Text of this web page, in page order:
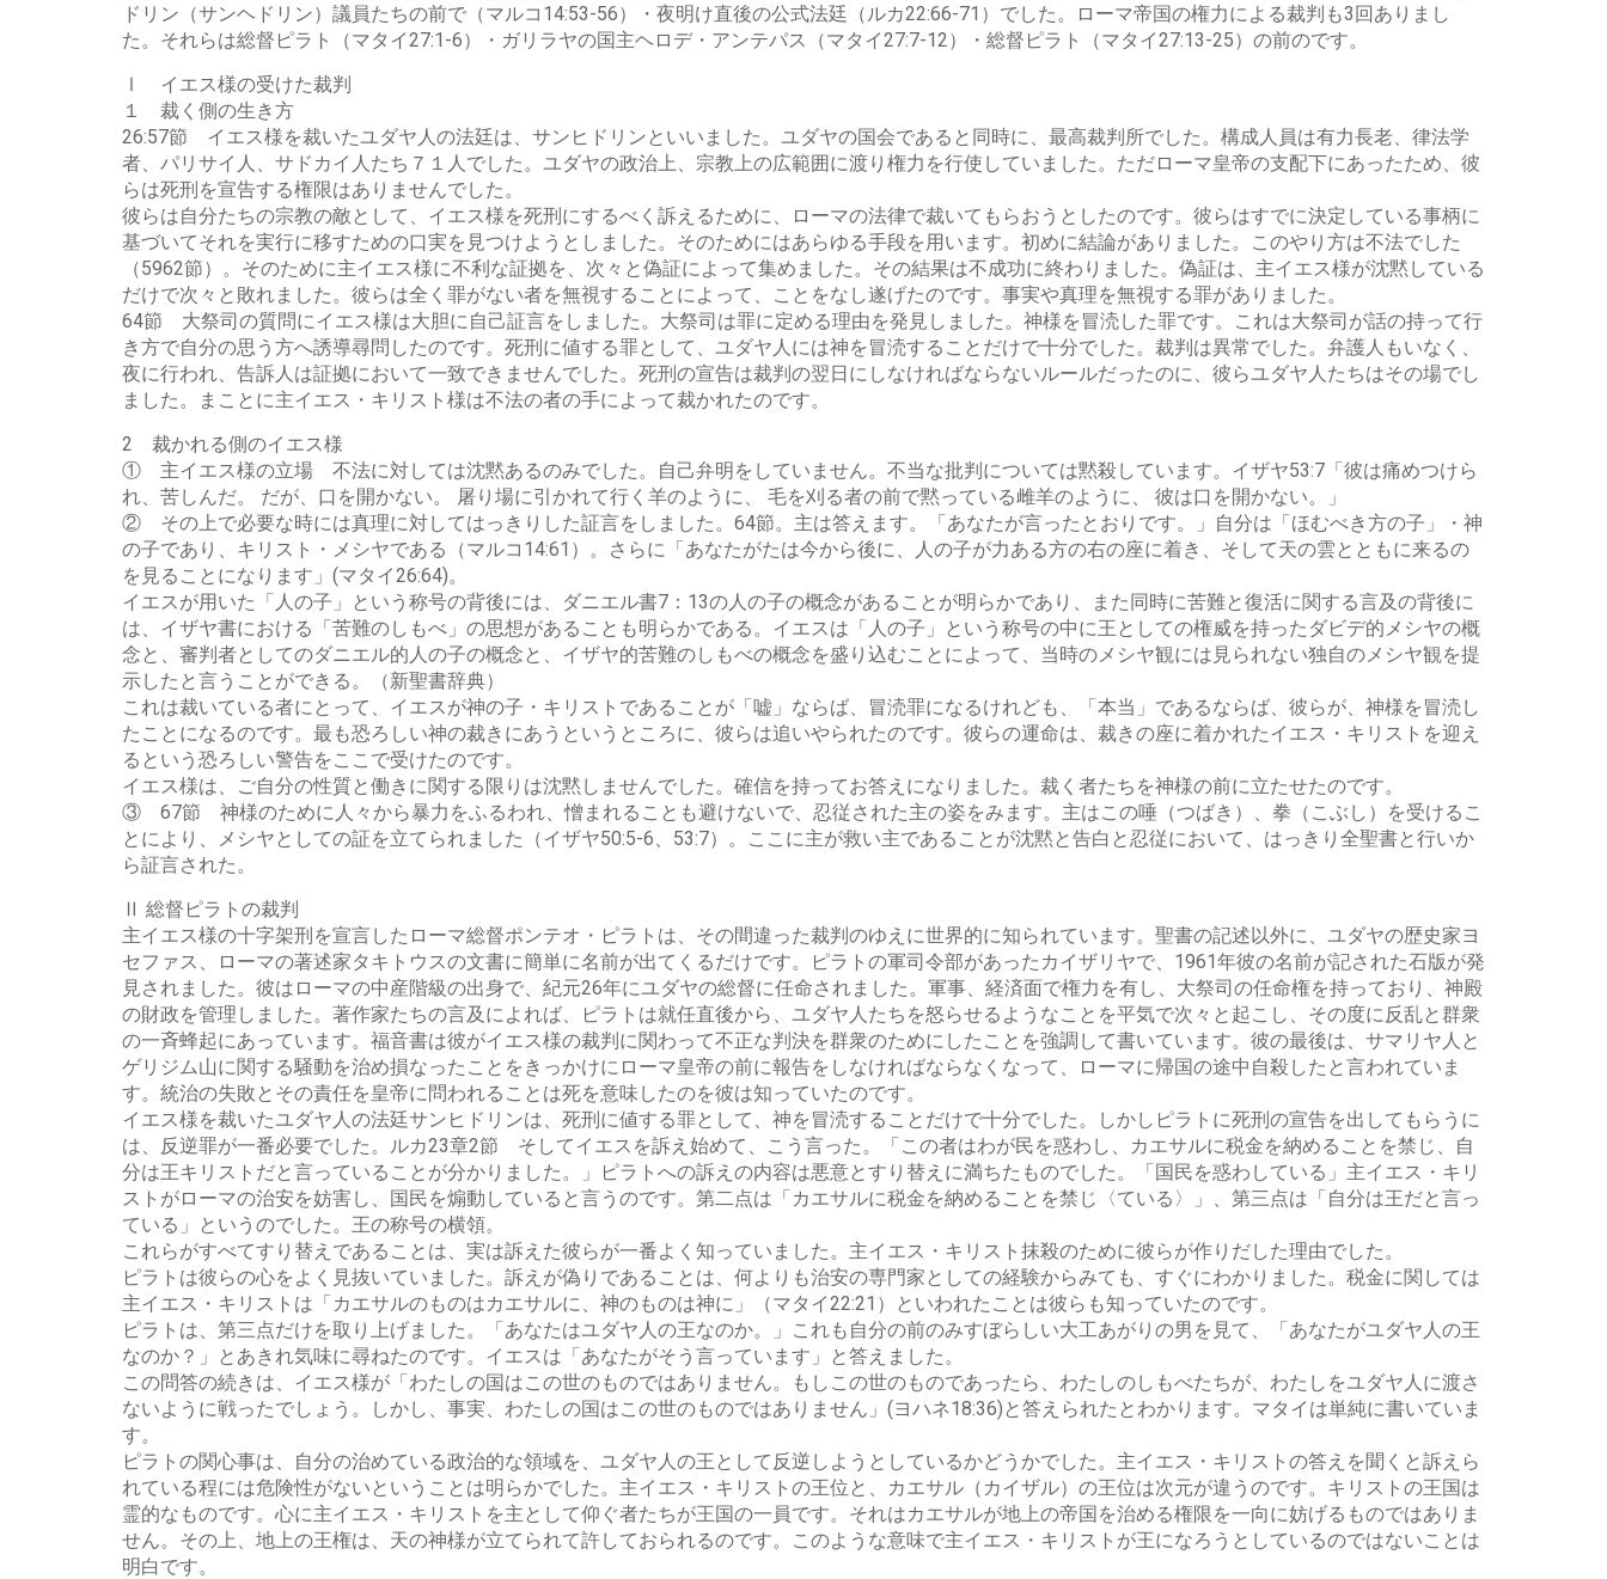
ドリン（サンヘドリン）議員たちの前で（マルコ14:53-56）・夜明け直後の公式法廷（ルカ22:66-71）でした。ローマ帝国の権力による裁判も3回ありまし
た。それらは総督ピラト（マタイ27:1-6）・ガリラヤの国主ヘロデ・アンテパス（マタイ27:7-12）・総督ピラト（マタイ27:13-25）の前のです。
Ⅰ イエス様の受けた裁判
１ 裁く側の生き方
26:57節 イエス様を裁いたユダヤ人の法廷は、サンヒドリンといいました。ユダヤの国会であると同時に、最高裁判所でした。構成人員は有力長老、律法学
者、パリサイ人、サドカイ人たち７１人でした。ユダヤの政治上、宗教上の広範囲に渡り権力を行使していました。ただローマ皇帝の支配下にあったため、彼
らは死刑を宣告する権限はありませんでした。
彼らは自分たちの宗教の敵として、イエス様を死刑にするべく訴えるために、ローマの法律で裁いてもらおうとしたのです。彼らはすでに決定している事柄に
基づいてそれを実行に移すための口実を見つけようとしました。そのためにはあらゆる手段を用います。初めに結論がありました。このやり方は不法でした
（5962節）。そのために主イエス様に不利な証拠を、次々と偽証によって集めました。その結果は不成功に終わりました。偽証は、主イエス様が沈黙している
だけで次々と敗れました。彼らは全く罪がない者を無視することによって、ことをなし遂げたのです。事実や真理を無視する罪がありました。
64節 大祭司の質問にイエス様は大胆に自己証言をしました。大祭司は罪に定める理由を発見しました。神様を冒涜した罪です。これは大祭司が話の持って行
き方で自分の思う方へ誘導尋問したのです。死刑に値する罪として、ユダヤ人には神を冒涜することだけで十分でした。裁判は異常でした。弁護人もいなく、
夜に行われ、告訴人は証拠において一致できませんでした。死刑の宣告は裁判の翌日にしなければならないルールだったのに、彼らユダヤ人たちはその場でし
ました。まことに主イエス・キリスト様は不法の者の手によって裁かれたのです。
2 裁かれる側のイエス様
① 主イエス様の立場 不法に対しては沈黙あるのみでした。自己弁明をしていません。不当な批判については黙殺しています。イザヤ53:7「彼は痛めつけら
れ、苦しんだ。 だが、口を開かない。 屠り場に引かれて行く羊のように、 毛を刈る者の前で黙っている雌羊のように、 彼は口を開かない。」
② その上で必要な時には真理に対してはっきりした証言をしました。64節。主は答えます。「あなたが言ったとおりです。」自分は「ほむべき方の子」・神
の子であり、キリスト・メシヤである（マルコ14:61）。さらに「あなたがたは今から後に、人の子が力ある方の右の座に着き、そして天の雲とともに来るの
を見ることになります」(マタイ26:64)。
イエスが用いた「人の子」という称号の背後には、ダニエル書7：13の人の子の概念があることが明らかであり、また同時に苦難と復活に関する言及の背後に
は、イザヤ書における「苦難のしもべ」の思想があることも明らかである。イエスは「人の子」という称号の中に王としての権威を持ったダビデ的メシヤの概
念と、審判者としてのダニエル的人の子の概念と、イザヤ的苦難のしもべの概念を盛り込むことによって、当時のメシヤ観には見られない独自のメシヤ観を提
示したと言うことができる。（新聖書辞典）
これは裁いている者にとって、イエスが神の子・キリストであることが「嘘」ならば、冒涜罪になるけれども、「本当」であるならば、彼らが、神様を冒涜し
たことになるのです。最も恐ろしい神の裁きにあうというところに、彼らは追いやられたのです。彼らの運命は、裁きの座に着かれたイエス・キリストを迎え
るという恐ろしい警告をここで受けたのです。
イエス様は、ご自分の性質と働きに関する限りは沈黙しませんでした。確信を持ってお答えになりました。裁く者たちを神様の前に立たせたのです。
③ 67節 神様のために人々から暴力をふるわれ、憎まれることも避けないで、忍従された主の姿をみます。主はこの唾（つばき）、拳（こぶし）を受けるこ
とにより、メシヤとしての証を立てられました（イザヤ50:5-6、53:7）。ここに主が救い主であることが沈黙と告白と忍従において、はっきり全聖書と行いか
ら証言された。
Ⅱ 総督ピラトの裁判
主イエス様の十字架刑を宣言したローマ総督ポンテオ・ピラトは、その間違った裁判のゆえに世界的に知られています。聖書の記述以外に、ユダヤの歴史家ヨ
セファス、ローマの著述家タキトウスの文書に簡単に名前が出てくるだけです。ピラトの軍司令部があったカイザリヤで、1961年彼の名前が記された石版が発
見されました。彼はローマの中産階級の出身で、紀元26年にユダヤの総督に任命されました。軍事、経済面で権力を有し、大祭司の任命権を持っており、神殿
の財政を管理しました。著作家たちの言及によれば、ピラトは就任直後から、ユダヤ人たちを怒らせるようなことを平気で次々と起こし、その度に反乱と群衆
の一斉蜂起にあっています。福音書は彼がイエス様の裁判に関わって不正な判決を群衆のためにしたことを強調して書いています。彼の最後は、サマリヤ人と
ゲリジム山に関する騒動を治め損なったことをきっかけにローマ皇帝の前に報告をしなければならなくなって、ローマに帰国の途中自殺したと言われていま
す。統治の失敗とその責任を皇帝に問われることは死を意味したのを彼は知っていたのです。
イエス様を裁いたユダヤ人の法廷サンヒドリンは、死刑に値する罪として、神を冒涜することだけで十分でした。しかしピラトに死刑の宣告を出してもらうに
は、反逆罪が一番必要でした。ルカ23章2節 そしてイエスを訴え始めて、こう言った。「この者はわが民を惑わし、カエサルに税金を納めることを禁じ、自
分は王キリストだと言っていることが分かりました。」ピラトへの訴えの内容は悪意とすり替えに満ちたものでした。「国民を惑わしている」主イエス・キリ
ストがローマの治安を妨害し、国民を煽動していると言うのです。第二点は「カエサルに税金を納めることを禁じ〈ている〉」、第三点は「自分は王だと言っ
ている」というのでした。王の称号の横領。
これらがすべてすり替えであることは、実は訴えた彼らが一番よく知っていました。主イエス・キリスト抹殺のために彼らが作りだした理由でした。
ピラトは彼らの心をよく見抜いていました。訴えが偽りであることは、何よりも治安の専門家としての経験からみても、すぐにわかりました。税金に関しては
主イエス・キリストは「カエサルのものはカエサルに、神のものは神に」（マタイ22:21）といわれたことは彼らも知っていたのです。
ピラトは、第三点だけを取り上げました。「あなたはユダヤ人の王なのか。」これも自分の前のみすぼらしい大工あがりの男を見て、「あなたがユダヤ人の王
なのか？」とあきれ気味に尋ねたのです。イエスは「あなたがそう言っています」と答えました。
この問答の続きは、イエス様が「わたしの国はこの世のものではありません。もしこの世のものであったら、わたしのしもべたちが、わたしをユダヤ人に渡さ
ないように戦ったでしょう。しかし、事実、わたしの国はこの世のものではありません」(ヨハネ18:36)と答えられたとわかります。マタイは単純に書いていま
す。
ピラトの関心事は、自分の治めている政治的な領域を、ユダヤ人の王として反逆しようとしているかどうかでした。主イエス・キリストの答えを聞くと訴えら
れている程には危険性がないということは明らかでした。主イエス・キリストの王位と、カエサル（カイザル）の王位は次元が違うのです。キリストの王国は
霊的なものです。心に主イエス・キリストを主として仰ぐ者たちが王国の一員です。それはカエサルが地上の帝国を治める権限を一向に妨げるものではありま
せん。その上、地上の王権は、天の神様が立てられて許しておられるのです。このような意味で主イエス・キリストが王になろうとしているのではないことは
明白です。